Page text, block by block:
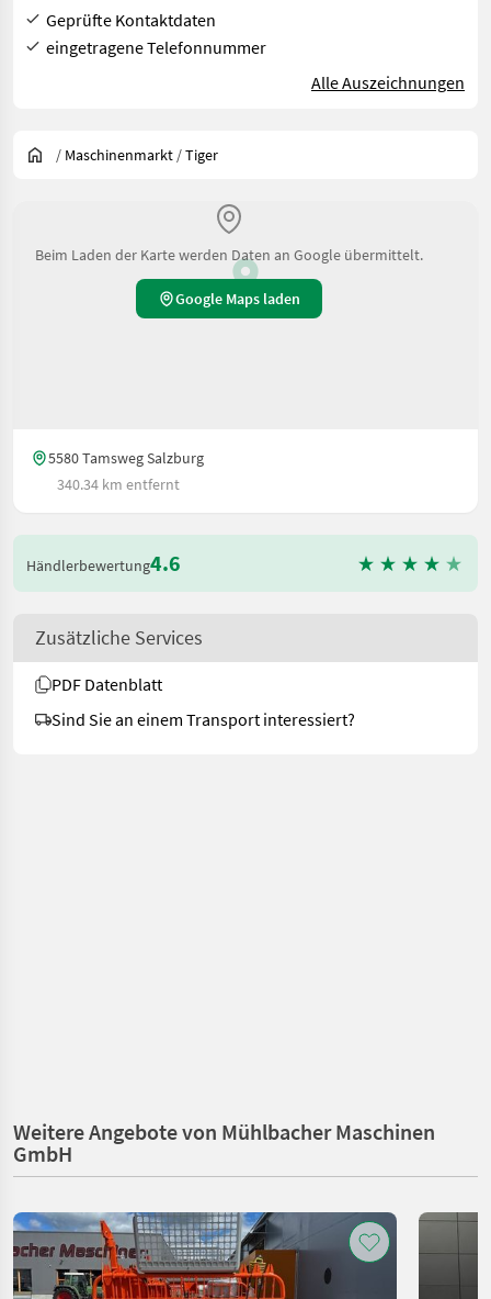
Geprüfte Kontaktdaten
eingetragene Telefonnummer
Alle Auszeichnungen
/ Maschinenmarkt /Tiger
Beim Laden der Karte werden Daten an Google übermittelt.
Google Maps laden
5580 Tamsweg Salzburg
340.34 km entfernt
Händlerbewertung4.6
Zusätzliche Services
PDF Datenblatt
Sind Sie an einem Transport interessiert?
Weitere Angebote von Mühlbacher Maschinen
GmbH